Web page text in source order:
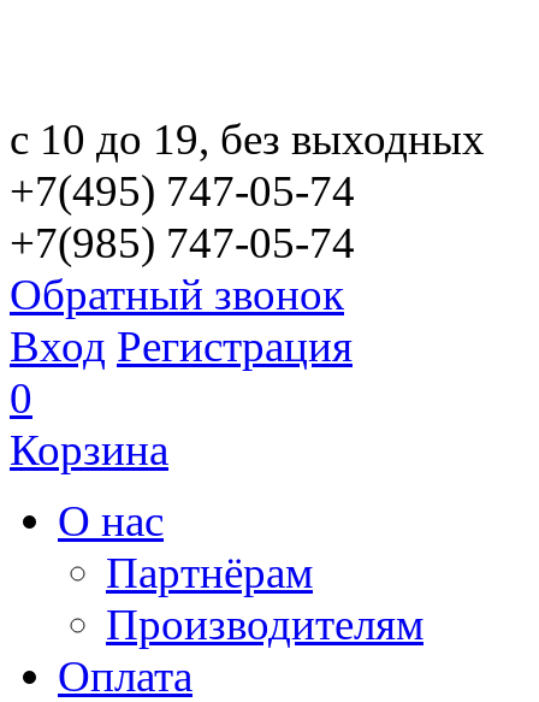
с 10 до 19, без выходных
+7(495) 747-05-74
+7(985) 747-05-74
Обратный звонок
Вход Регистрация
0
Корзина
О нас
Партнёрам
Производителям
Оплата